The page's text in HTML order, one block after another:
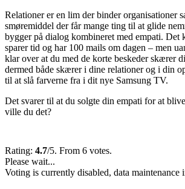
Relationer er en lim der binder organisationer
smøremiddel der får mange ting til at glide
bygger på dialog kombineret med empati. Det
sparer tid og har 100 mails om dagen – men
klar over at du med de korte beskeder skærer
dermed både skærer i dine relationer og i din
til at slå farverne fra i dit nye Samsung TV.
Det svarer til at du solgte din empati for at
ville du det?
Rating: 4.7/5. From 6 votes.
Please wait...
Voting is currently disabled, data maintenance